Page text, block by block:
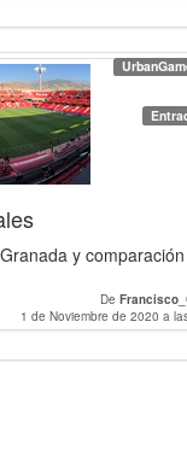
y
De
1 de Noviembre de 2020 a